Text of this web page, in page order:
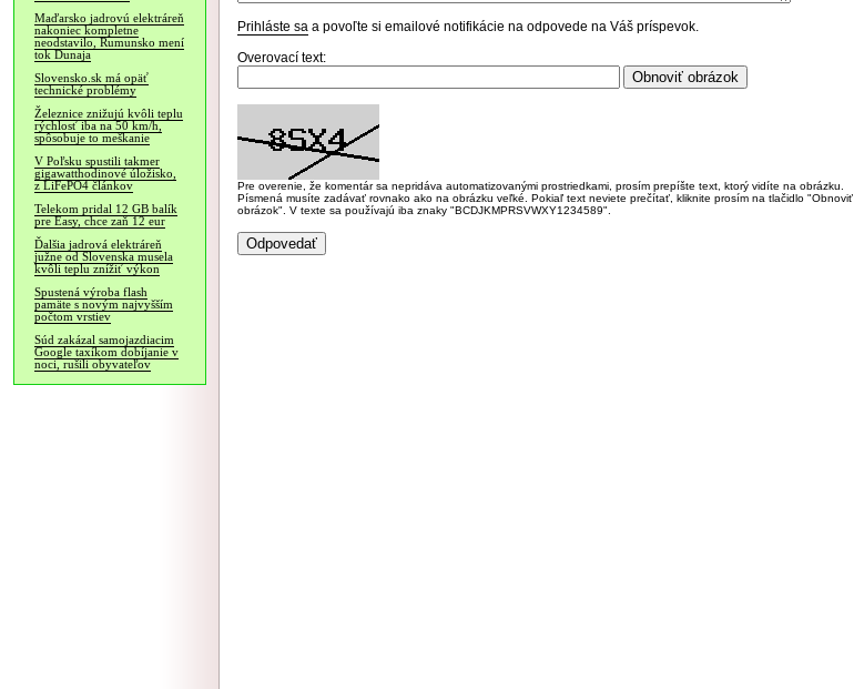
Maďarsko jadrovú elektráreň
nakoniec kompletne
neodstavilo, Rumunsko mení
tok Dunaja
Slovensko.sk má opäť
technické problémy
Železnice znižujú kvôli teplu
rýchlosť iba na 50 km/h,
spôsobuje to meškanie
V Poľsku spustili takmer
gigawatthodinové úložisko,
z LiFePO4 článkov
Telekom pridal 12 GB balík
pre Easy, chce zaň 12 eur
Ďalšia jadrová elektráreň
južne od Slovenska musela
kvôli teplu znížiť výkon
Spustená výroba flash
pamäte s novým najvyšším
počtom vrstiev
Súd zakázal samojazdiacim
Google taxíkom dobíjanie v
noci, rušili obyvateľov
Prihláste sa a povoľte si emailové notifikácie na odpovede na Váš príspevok.
Overovací text:
Pre overenie, že komentár sa nepridáva automatizovanými prostriedkami, prosím prepíšte text, ktorý vidíte na obrázku.
Písmená musíte zadávať rovnako ako na obrázku veľké. Pokiaľ text neviete prečítať, kliknite prosím na tlačidlo "Obnoviť
obrázok". V texte sa používajú iba znaky "BCDJKMPRSVWXY1234589".